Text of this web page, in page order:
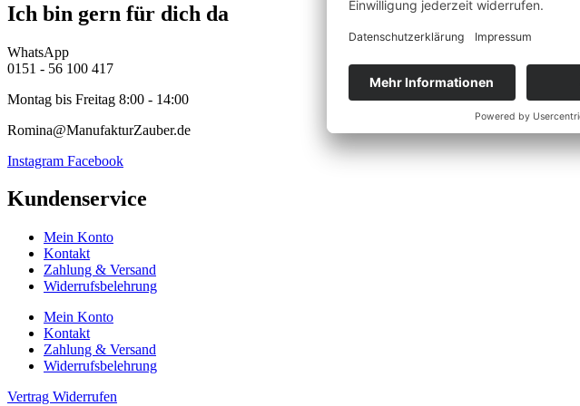
Ich bin gern für dich da
WhatsApp
0151 - 56 100 417
Montag bis Freitag 8:00 - 14:00
Romina@ManufakturZauber.de
Instagram Facebook
Kundenservice
Mein Konto
Kontakt
Zahlung & Versand
Widerrufsbelehrung
Mein Konto
Kontakt
Zahlung & Versand
Widerrufsbelehrung
Vertrag Widerrufen